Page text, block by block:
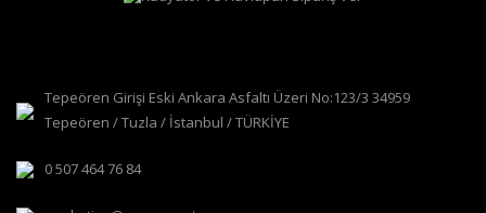
Tepeören Girişi Eski Ankara Asfaltı Üzeri No:123/3 34959
Tepeören / Tuzla / İstanbul / TÜRKİYE
0 507 464 76 84